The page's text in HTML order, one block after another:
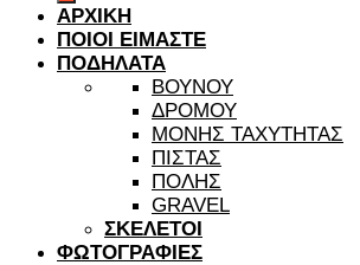
ΑΡΧΙΚΗ
ΠΟΙΟΙ ΕΙΜΑΣΤΕ
ΠΟΔΗΛΑΤΑ
ΒΟΥΝΟΥ
ΔΡΟΜΟΥ
ΜΟΝΗΣ ΤΑΧΥΤΗΤΑΣ
ΠΙΣΤΑΣ
ΠΟΛΗΣ
GRAVEL
ΣΚΕΛΕΤΟΙ
ΦΩΤΟΓΡΑΦΙΕΣ